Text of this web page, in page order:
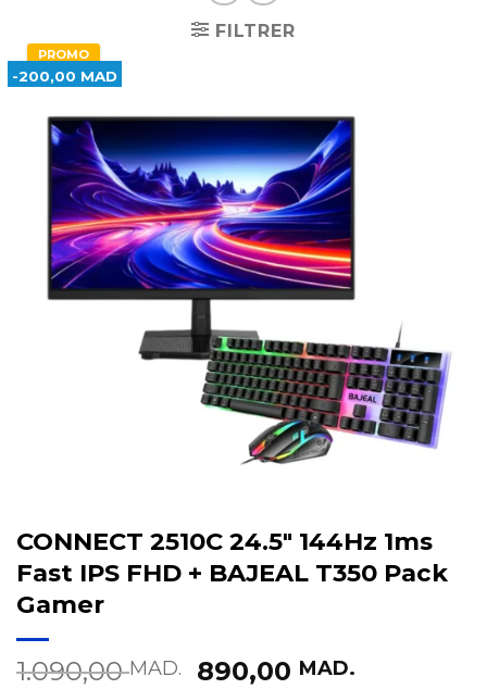
FILTRER
PROMO
-200,00 MAD
CONNECT 2510C 24.5″ 144Hz 1ms
Fast IPS FHD + BAJEAL T350 Pack
Gamer
1.090,00MAD.
Le
890,00 MAD.